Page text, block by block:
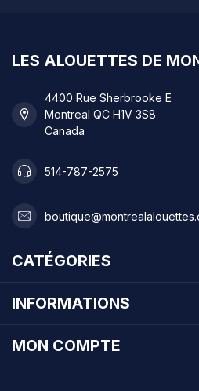
LES ALOUETTES DE
4400 Rue Sherbrooke E
Montreal QC H1V 3S8
Canada
514-787-2575
CATÉGORIES
INFORMATIONS
MON COMPTE